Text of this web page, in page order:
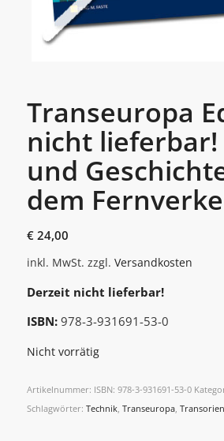
Transeuropa
nicht lieferbar!
und
dem
€24,00
inkl. MwSt. zzgl. Versandkosten
Derzeit nicht lieferbar!
ISBN:978-3-931691-53-0
Nicht vorrätig
Artikelnummer: ISBN: 978-3-931691-53-0
Schlagwörter: Technik, Transeuropa,